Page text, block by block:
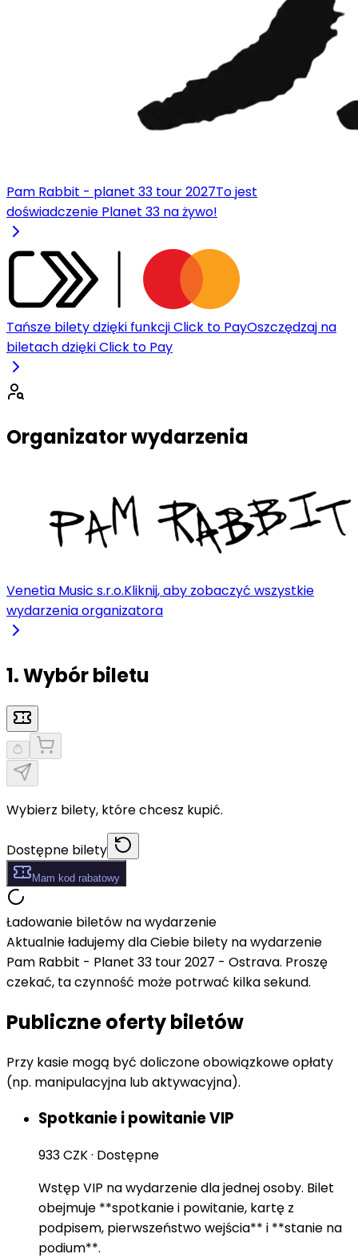
Pam Rabbit - planet 33 tour 2027To jest
doświadczenie Planet 33 na żywo!
Tańsze bilety dzięki funkcji Click to PayOszczędzaj na
biletach dzięki Click to Pay
Organizator wydarzenia
Venetia Music s.r.o.Kliknij, aby zobaczyć wszystkie
wydarzenia organizatora
1. Wybór biletu
Wybierz bilety, które chcesz kupić.
Dostępne bilety
Mam kod rabatowy
Ładowanie biletów na wydarzenie
Aktualnie ładujemy dla Ciebie bilety na wydarzenie
Pam Rabbit - Planet 33 tour 2027 - Ostrava. Proszę
czekać, ta czynność może potrwać kilka sekund.
Publiczne oferty biletów
Przy kasie mogą być doliczone obowiązkowe opłaty
(np. manipulacyjna lub aktywacyjna).
Spotkanie i powitanie VIP
933 CZK· Dostępne
Wstęp VIP na wydarzenie dla jednej osoby. Bilet
obejmuje **spotkanie i powitanie, kartę z
podpisem, pierwszeństwo wejścia** i **stanie na
podium**.